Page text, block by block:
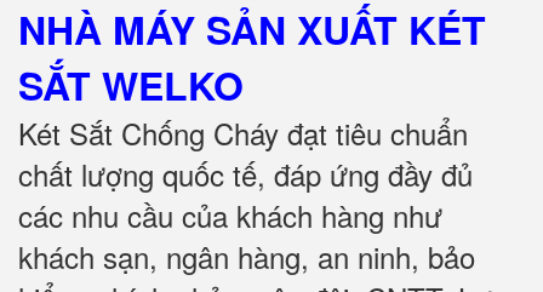
NHÀ MÁY SẢN XUẤT KÉT
SẮTWELKO
Két Sắt Chống Cháy đạt tiêu chuẩn
chất lượng quốc tế, đáp ứng đầy đủ
các nhu cầu của khách hàng như
khách sạn, ngân hàng, an ninh, bảo